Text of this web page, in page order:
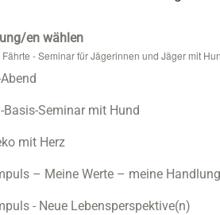
en wählen
- Seminar für Jägerinnen und Jäger mit
Basis-Seminar mit Hund
mit Herz
– Meine Werte – meine
- Neue Lebensperspektive(n)